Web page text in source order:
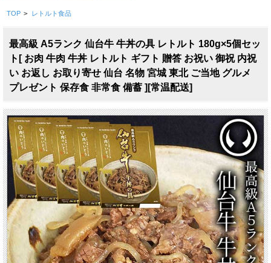
TOP > レトルト食品
最高級 A5ランク 仙台牛 牛丼の具 レトルト 180g×5個セッ
ト[ お肉 牛肉 牛丼 レトルト ギフト 贈答 お祝い 御祝 内祝
い お返し お取り寄せ 仙台 名物 宮城 東北 ご当地 グルメ
プレゼント 保存食 非常食 備蓄 ][常温配送]